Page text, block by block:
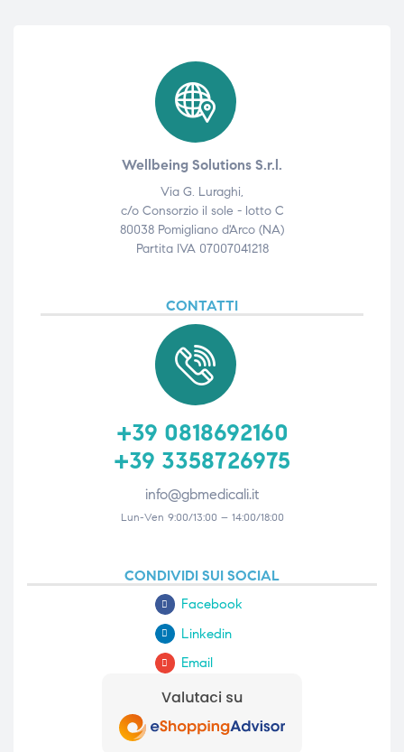
Wellbeing Solutions S.r.l.
Via G. Luraghi,
c/o Consorzio il sole - lotto C
80038 Pomigliano d'Arco (NA)
Partita IVA 07007041218
CONTATTI
+39 0818692160
+39 3358726975
info@gbmedicali.it
Lun-Ven 9:00/13:00 – 14:00/18:00
CONDIVIDI SUI SOCIAL
Facebook
Linkedin
Email